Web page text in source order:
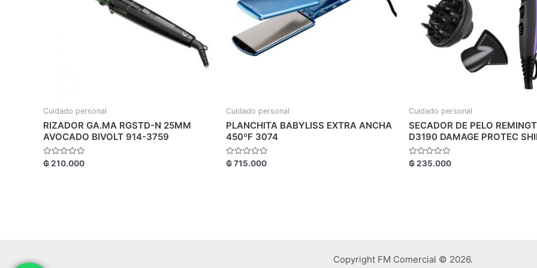
Cuidado personal
RIZADOR GA.MA RGSTD-N 25MM
AVOCADO BIVOLT 914-3759
Valorado
con
₲210.000
Cuidado personal
PLANCHITA BABYLISS EXTRA ANCHA
450ºF 3074
Valorado
con
₲715.000
Cuidado personal
SECADOR DE PELO
D3190 DAMAGE PROTEC
Valorado
con
₲235.000
Copyright FM Comercial © 2026.